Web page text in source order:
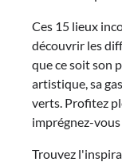
Ces 15 lieux
découvrir les
que ce soit son
artistique, sa
verts. Profitez
imprégnez-vous
Trouvez